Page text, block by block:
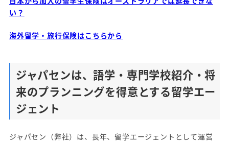
い？
海外留学・旅行保険はこちらから
ジャパセンは、語学・専門学校紹介・将
来のプランニングを得意とする留学エー
ジェント
ジャパセン（弊社）は、長年、留学エージェントとして運営